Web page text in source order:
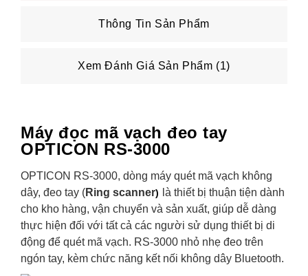
Thông Tin Sản Phẩm
Xem Đánh Giá Sản Phẩm (1)
Máy đọc mã vạch đeo tay
OPTICON RS-3000
OPTICON RS-3000, dòng máy quét mã vạch không
dây, đeo tay (Ring scanner)
là thiết bị thuận tiện dành
cho kho hàng, vận chuyển và sản xuất, giúp dễ dàng
thực hiện đối với tất cả các người sử dụng thiết bị di
động để quét mã vạch. RS-3000 nhỏ nhẹ đeo trên
ngón tay, kèm chức năng kết nối không dây Bluetooth.